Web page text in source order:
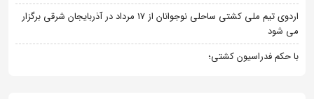
اردوی تیم ملی کشتی ساحلی نوجوانان از 17 مرداد در آذربایجان شرقی برگزار
می شود
با حکم فدراسیون کشتی؛